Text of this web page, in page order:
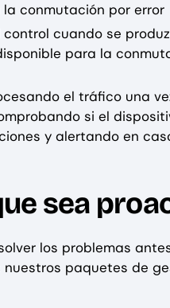
conmutación por error
cuando se
para la
el tráfico una
si el
y alertando en
sea
los problemas
paquetes de